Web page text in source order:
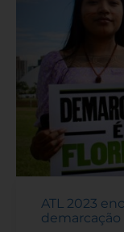
ATL 2023